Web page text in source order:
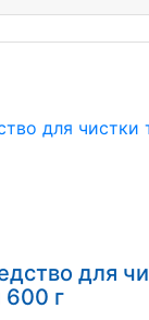
для
600 г